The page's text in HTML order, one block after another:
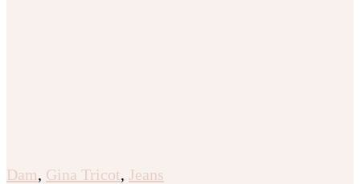
Dam, Gina Tricot, Jeans